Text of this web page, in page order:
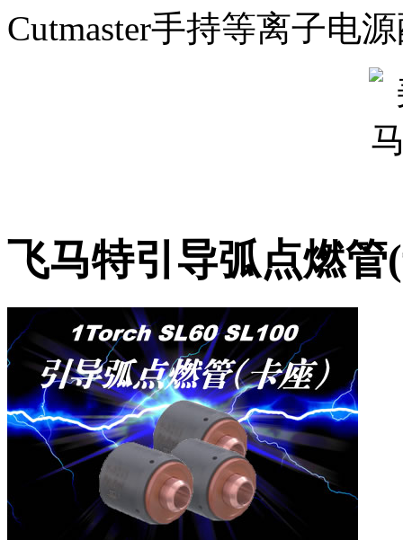
Cutmaster手持等离子电
飞马特引导弧点燃管